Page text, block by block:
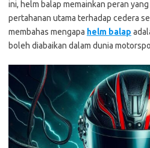
ini, helm balap memainkan peran
pertahanan utama terhadap cedera
membahas mengapa helm balap
boleh diabaikan dalam dunia